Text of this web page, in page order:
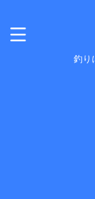
釣り